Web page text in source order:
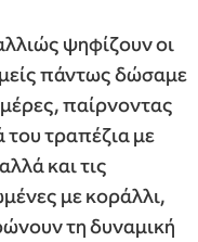
ψηφίζουν οι
πάντως δώσαμε
παίρνοντας
τραπέζια με
και τις
με κοράλλι,
τη δυναμική